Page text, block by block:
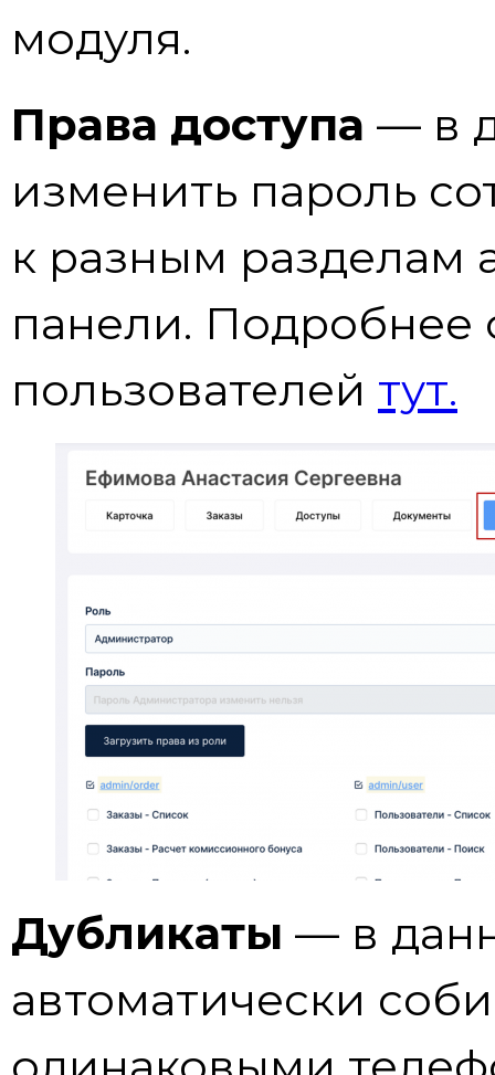
модуля.
Права доступа — в
изменить пароль
к разным разделам
панели. Подробнее
пользователей тут.
Дубликаты — в
автоматически